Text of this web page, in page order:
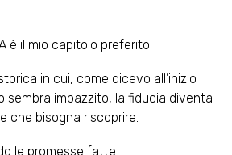
è il mio capitolo preferito.
in cui, come dicevo all’inizio
sembra impazzito, la fiducia diventa
che bisogna riscoprire.
le promesse fatte.